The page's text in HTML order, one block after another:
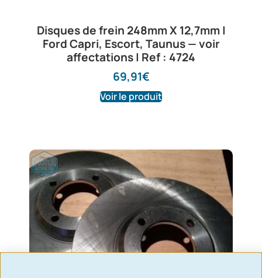
Disques de frein 248mm X 12,7mm |
Ford Capri, Escort, Taunus — voir
affectations | Ref : 4724
69,91€
Voir le produit